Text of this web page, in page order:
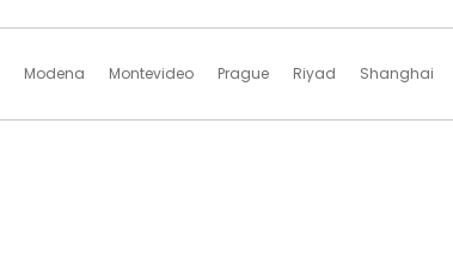
Modena Montevideo Prague Riyad Shanghai